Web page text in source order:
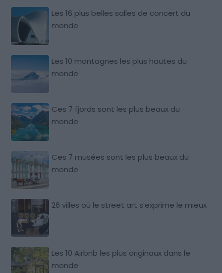
Les 16 plus belles salles de concert du
monde
Les 10 montagnes les plus hautes du
monde
Ces 7 fjords sont les plus beaux du
monde
Ces 7 musées sont les plus beaux du
monde
26 villes où le street art s’exprime le mieux
Les 10 Airbnb les plus originaux dans le
monde